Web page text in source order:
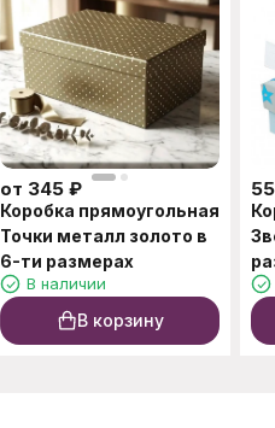
от 345 ₽
Коробка прямоугольная
Точки металл золото в
6-ти размерах
В наличии
В корзину
55